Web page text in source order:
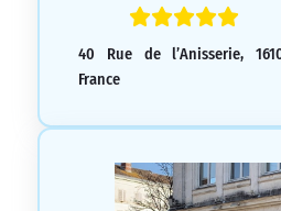
40 Rue de l’Anisserie,
France